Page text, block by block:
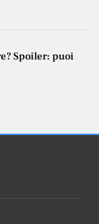
Spoiler: puoi